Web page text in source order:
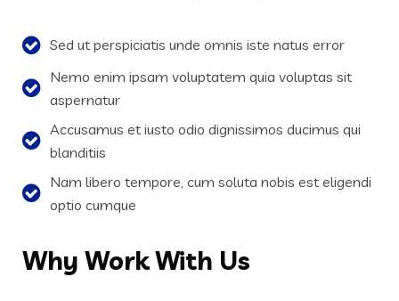
Sed ut perspiciatis unde omnis iste natus error
Nemo enim ipsam voluptatem quia voluptas sit
aspernatur
Accusamus et iusto odio dignissimos ducimus qui
blanditiis
Nam libero tempore, cum soluta nobis est eligendi
optio cumque
Why Work With Us